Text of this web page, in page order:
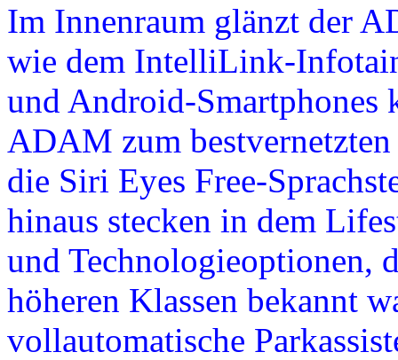
Im Innenraum glänzt der
wie dem IntelliLink-
und Android-Smartphones
ADAM zum
die Siri Eyes Free-
hinaus stecken in dem
und Technologieoptionen,
höheren Klassen bekannt
vollautomatische